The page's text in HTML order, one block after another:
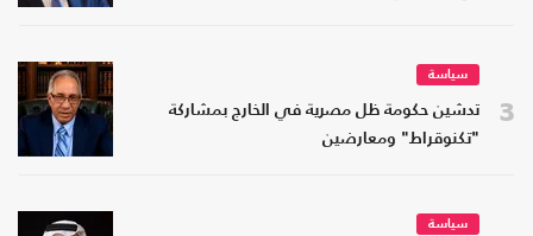
3
سياسة
تدشين حكومة ظل مصرية في الخارج بمشاركة
"تكنوقراط" ومعارضين
سياسة